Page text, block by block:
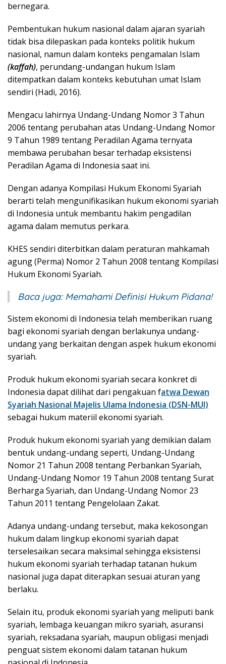
bernegara.
Pembentukan hukum nasional dalam ajaran syariah
tidak bisa dilepaskan pada konteks politik hukum
nasional, namun dalam konteks pengamalan Islam
(kaffah), perundang-undangan hukum Islam
ditempatkan dalam konteks kebutuhan umat Islam
sendiri (Hadi, 2016).
Mengacu lahirnya Undang-Undang Nomor 3 Tahun
2006 tentang perubahan atas Undang-Undang Nomor
9 Tahun 1989 tentang Peradilan Agama ternyata
membawa perubahan besar terhadap eksistensi
Peradilan Agama di Indonesia saat ini.
Dengan adanya Kompilasi Hukum Ekonomi Syariah
berarti telah mengunifikasikan hukum ekonomi syariah
di Indonesia untuk membantu hakim pengadilan
agama dalam memutus perkara.
KHES sendiri diterbitkan dalam peraturan mahkamah
agung (Perma) Nomor 2 Tahun 2008 tentang Kompilasi
Hukum Ekonomi Syariah.
Baca juga: Memahami Definisi Hukum Pidana!
Sistem ekonomi di Indonesia telah memberikan ruang
bagi ekonomi syariah dengan berlakunya undang-
undang yang berkaitan dengan aspek hukum ekonomi
syariah.
Produk hukum ekonomi syariah secara konkret di
Indonesia dapat dilihat dari pengakuan fatwa Dewan
Syariah Nasional Majelis Ulama Indonesia (DSN-MUI)
sebagai hukum materiil ekonomi syariah.
Produk hukum ekonomi syariah yang demikian dalam
bentuk undang-undang seperti, Undang-Undang
Nomor 21 Tahun 2008 tentang Perbankan Syariah,
Undang-Undang Nomor 19 Tahun 2008 tentang Surat
Berharga Syariah, dan Undang-Undang Nomor 23
Tahun 2011 tentang Pengelolaan Zakat.
Adanya undang-undang tersebut, maka kekosongan
hukum dalam lingkup ekonomi syariah dapat
terselesaikan secara maksimal sehingga eksistensi
hukum ekonomi syariah terhadap tatanan hukum
nasional juga dapat diterapkan sesuai aturan yang
berlaku.
Selain itu, produk ekonomi syariah yang meliputi bank
syariah, lembaga keuangan mikro syariah, asuransi
syariah, reksadana syariah, maupun obligasi menjadi
penguat sistem ekonomi dalam tatanan hukum